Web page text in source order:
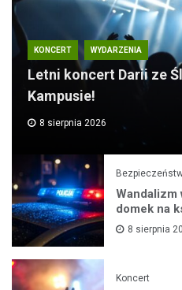
KONCERT WYDARZENIA
Letni koncert Darii ze
Kampusie!
8 sierpnia 2026
domek na
8 sierpnia
Koncert